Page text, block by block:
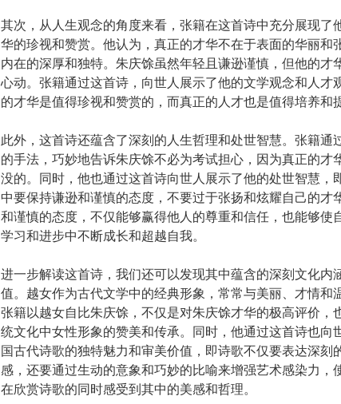
其次，从人生观念的角度来看，张籍在这首诗中充分展现了
华的珍视和赞赏。他认为，真正的才华不在于表面的华丽和
内在的深厚和独特。朱庆馀虽然年轻且谦逊谨慎，但他的才
心动。张籍通过这首诗，向世人展示了他的文学观念和人才
的才华是值得珍视和赞赏的，而真正的人才也是值得培养和
此外，这首诗还蕴含了深刻的人生哲理和处世智慧。张籍通
的手法，巧妙地告诉朱庆馀不必为考试担心，因为真正的才
没的。同时，他也通过这首诗向世人展示了他的处世智慧，
中要保持谦逊和谨慎的态度，不要过于张扬和炫耀自己的才
和谨慎的态度，不仅能够赢得他人的尊重和信任，也能够使
学习和进步中不断成长和超越自我。
进一步解读这首诗，我们还可以发现其中蕴含的深刻文化内
值。越女作为古代文学中的经典形象，常常与美丽、才情和
张籍以越女自比朱庆馀，不仅是对朱庆馀才华的极高评价，
统文化中女性形象的赞美和传承。同时，他通过这首诗也向
国古代诗歌的独特魅力和审美价值，即诗歌不仅要表达深刻
感，还要通过生动的意象和巧妙的比喻来增强艺术感染力，
在欣赏诗歌的同时感受到其中的美感和哲理。